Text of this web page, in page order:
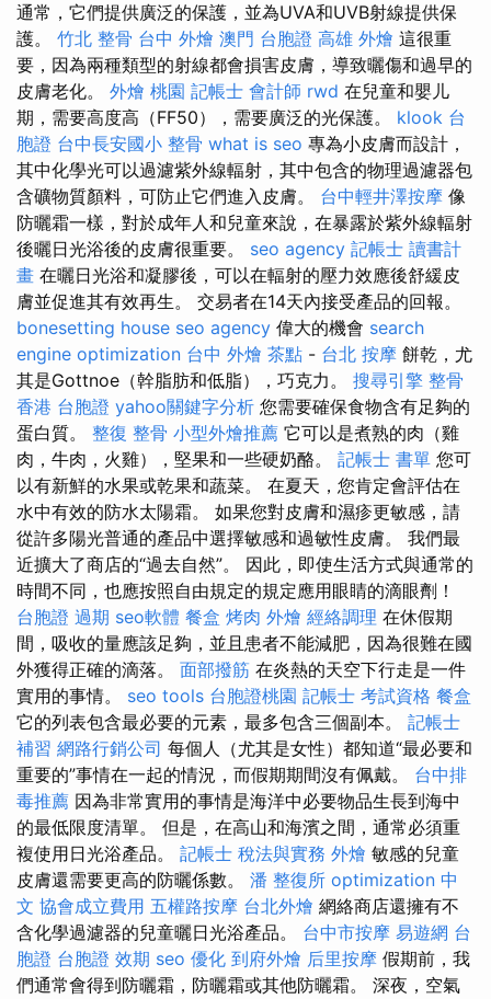
通常，它們提供廣泛的保護，並為UVA和UVB射線提供保
護。 竹北 整骨 台中 外燴 澳門 台胞證 高雄 外燴 這很重
要，因為兩種類型的射線都會損害皮膚，導致曬傷和過早的
皮膚老化。 外燴 桃園 記帳士 會計師 rwd 在兒童和嬰儿
期，需要高度高（FF50），需要廣泛的光保護。 klook 台
胞證 台中長安國小 整骨 what is seo 專為小皮膚而設計，
其中化學光可以過濾紫外線輻射，其中包含的物理過濾器包
含礦物質顏料，可防止它們進入皮膚。 台中輕井澤按摩 像
防曬霜一樣，對於成年人和兒童來說，在暴露於紫外線輻射
後曬日光浴後的皮膚很重要。 seo agency 記帳士 讀書計
畫 在曬日光浴和凝膠後，可以在輻射的壓力效應後舒緩皮
膚並促進其有效再生。 交易者在14天內接受產品的回報。
bonesetting house seo agency 偉大的機會 search
engine optimization 台中 外燴 茶點 - 台北 按摩 餅乾，尤
其是Gottnoe（幹脂肪和低脂），巧克力。 搜尋引擎 整骨
香港 台胞證 yahoo關鍵字分析 您需要確保食物含有足夠的
蛋白質。 整復 整骨 小型外燴推薦 它可以是煮熟的肉（雞
肉，牛肉，火雞），堅果和一些硬奶酪。 記帳士 書單 您可
以有新鮮的水果或乾果和蔬菜。 在夏天，您肯定會評估在
水中有效的防水太陽霜。 如果您對皮膚和濕疹更敏感，請
從許多陽光普通的產品中選擇敏感和過敏性皮膚。 我們最
近擴大了商店的“過去自然”。 因此，即使生活方式與通常的
時間不同，也應按照自由規定的規定應用眼睛的滴眼劑！
台胞證 過期 seo軟體 餐盒 烤肉 外燴 經絡調理 在休假期
間，吸收的量應該足夠，並且患者不能減肥，因為很難在國
外獲得正確的滴落。 面部撥筋 在炎熱的天空下行走是一件
實用的事情。 seo tools 台胞證桃園 記帳士 考試資格 餐盒
它的列表包含最必要的元素，最多包含三個副本。 記帳士
補習 網路行銷公司 每個人（尤其是女性）都知道“最必要和
重要的”事情在一起的情況，而假期期間沒有佩戴。 台中排
毒推薦 因為非常實用的事情是海洋中必要物品生長到海中
的最低限度清單。 但是，在高山和海濱之間，通常必須重
複使用日光浴產品。 記帳士 稅法與實務 外燴 敏感的兒童
皮膚還需要更高的防曬係數。 潘 整復所 optimization 中
文 協會成立費用 五權路按摩 台北外燴 網絡商店還擁有不
含化學過濾器的兒童曬日光浴產品。 台中市按摩 易遊網 台
胞證 台胞證 效期 seo 優化 到府外燴 后里按摩 假期前，我
們通常會得到防曬霜，防曬霜或其他防曬霜。 深夜，空氣